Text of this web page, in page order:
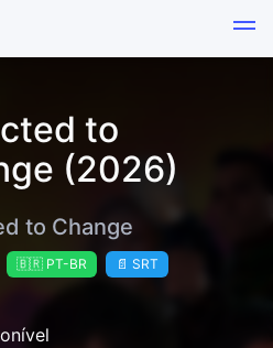
to
(2026)
to Change
🇧🇷 PT-BR 📄 SRT